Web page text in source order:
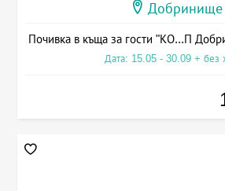
Добринище
Почивка в къща за гости "КО...П
Дата: 15.05 - 30.09 + без